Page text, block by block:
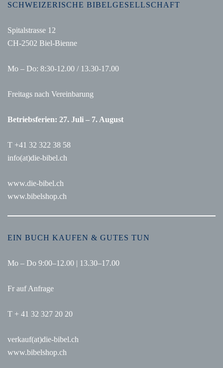
SCHWEIZERISCHE BIBELGESELLSCHAFT
Spitalstrasse 12
CH-2502 Biel-Bienne
Mo – Do: 8:30-12.00 / 13.30-17.00
Freitags nach Vereinbarung
Betriebsferien: 27. Juli – 7. August
T +41 32 322 38 58
info(at)die-bibel.ch
www.die-bibel.ch
www.bibelshop.ch
EIN BUCH KAUFEN & GUTES TUN
Mo – Do 9:00–12.00 | 13.30–17.00
Fr auf Anfrage
T + 41 32 327 20 20
verkauf(at)die-bibel.ch
www.bibelshop.ch